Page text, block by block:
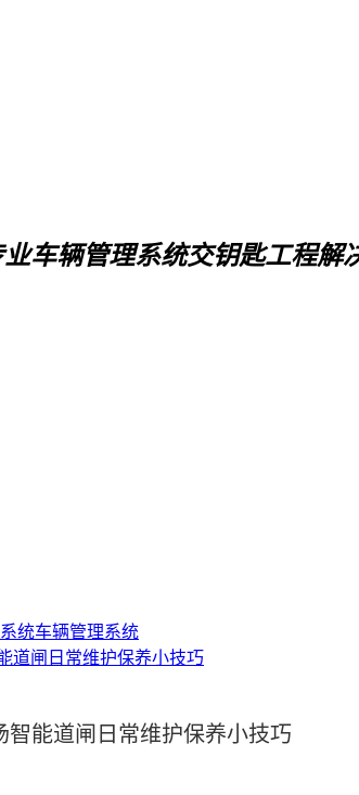
业车辆管理系统交钥匙工程解
统车辆管理系统
道闸日常维护保养小技巧
智能道闸日常维护保养小技巧